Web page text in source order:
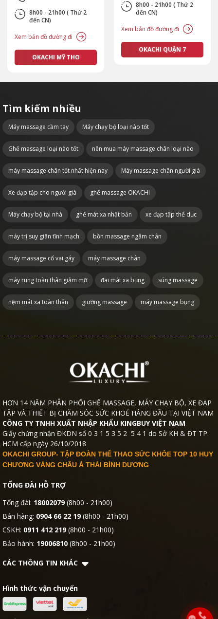
8h00 - 21h00 ( Thứ 2
đến CN)
Xem bản đồ đường đi
OKACHI MỸ THO
8h00 - 21h00 ( Thứ 2
đến CN)
Xem bản đồ đường đi
OKACHI QUẬN 7
Tìm kiếm nhiều
Máy massage cầm tay Máy chạy bộ loại nào tốt
Ghế massage loại nào tốt nên mua máy massage chân loại nào
máy massage chân tốt nhất hiện nay Máy massage chân người già
Xe đạp tập cho người già ghế massage OKACHI
Máy chạy bộ tại nhà ghế mát xa nhật bản xe đạp tập thể dục
máy trị suy giãn tĩnh mạch bồn massage ngâm chân
máy massage cổ vai gáy máy massage chân
máy rung toàn thân giảm mỡ đai mát xa bụng súng massage
nệm mát xa toàn thân giường massage máy massage bụng
HƠN 14 NĂM PHÂN PHỐI GHẾ MASSAGE, MÁY CHẠY BỘ, XE ĐẠP
TẬP VÀ THIẾT BỊ CHĂM SÓC SỨC KHOẺ HÀNG ĐẦU TẠI VIỆT NAM
CÔNG TY TNHH XUẤT NHẬP KHẨU KINGBUY VIỆT NAM
Giấy chứng nhận ĐKDN số 0 3 1 5 3 5 2 5 4 1 do Sở KH & ĐT TP.
HCM cấp ngày 26/10/2018
OKACHI GROUP- TẬP ĐOÀN THỂ THAO SỨC KHỎE TOP 10 HUY
CHƯƠNG VÀNG CHÂU Á THÁI BÌNH DƯƠNG
TỔNG ĐÀI HỖ TRỢ
Tổng đài: 18002079(8h00 - 21h00)
Bán hàng: 0904 66 22 19(8h00 - 21h00)
CSKH: 0911 412 219(8h00 - 21h00)
Bảo hành: 19006810 (8h00 - 21h00)
CÁC THÔNG TIN KHÁC
Hình thức vận chuyển